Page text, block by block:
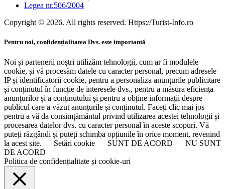
Legea nr.506/2004
Copyright © 2026. All rights reserved. Https://Turist-Info.ro
Pentru noi, confidențialitatea Dvs. este importantă
Noi și partenerii noștri utilizăm tehnologii, cum ar fi modulele
cookie, și vă procesăm datele cu caracter personal, precum adresele
IP și identificatorii cookie, pentru a personaliza anunțurile publicitare
și conținutul în funcție de interesele dvs., pentru a măsura eficiența
anunțurilor și a conținutului și pentru a obține informații despre
publicul care a văzut anunțurile și conținutul. Faceți clic mai jos
pentru a vă da consimțământul privind utilizarea acestei tehnologii și
procesarea datelor dvs. cu caracter personal în aceste scopuri. Vă
puteți răzgândi și puteți schimba opțiunile în orice moment, revenind
la acest site.
Setări cookie SUNT DE ACORD
NU SUNT
DE ACORD
Politica de confidențialitate și cookie-uri